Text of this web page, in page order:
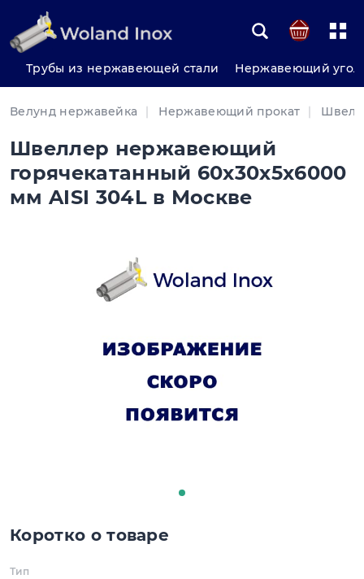
Трубы из нержавеющей стали Нержавеющий
Велунд нержавейка Нержавеющий прокат
Швеллер нержавеющий
горячекатанный 60х30х5х6000
мм AISI 304L в Москве
Коротко о товаре
Тип